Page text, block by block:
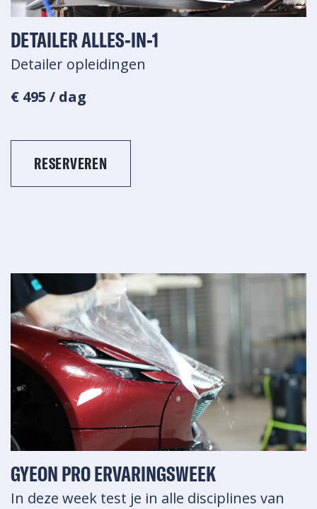
DETAILER ALLES-IN-1
Detailer opleidingen
€ 495 / dag
RESERVEREN
GYEON PRO ERVARINGSWEEK
In deze week test je in alle disciplines van